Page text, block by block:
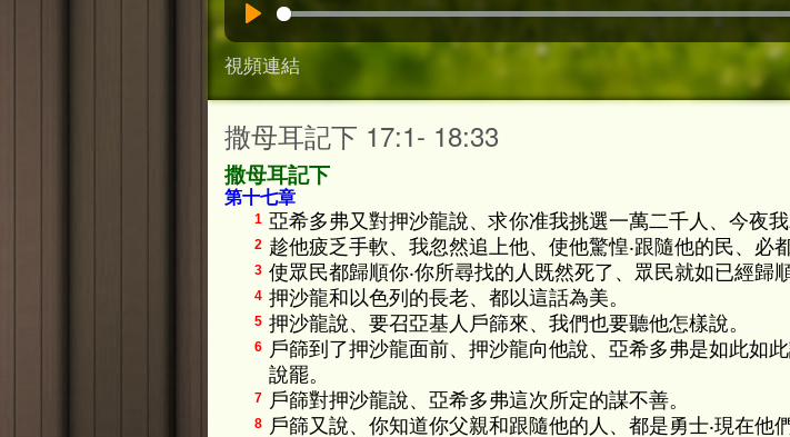
視頻連結
撒母耳記下 17:1- 18:33
撒母耳記下
第十七章
1 亞希多弗又對押沙龍說、求你准我挑選一萬二千人、今夜
2 趁他疲乏手軟、我忽然追上他、使他驚惶‧跟隨他的民、必
3 使眾民都歸順你‧你所尋找的人既然死了、眾民就如已經歸
4 押沙龍和以色列的長老、都以這話為美。
5 押沙龍說、要召亞基人戶篩來、我們也要聽他怎樣說。
6 戶篩到了押沙龍面前、押沙龍向他說、亞希多弗是如此如
說罷。
7 戶篩對押沙龍說、亞希多弗這次所定的謀不善。
8 戶篩又說、你知道你父親和跟隨他的人、都是勇士‧現在